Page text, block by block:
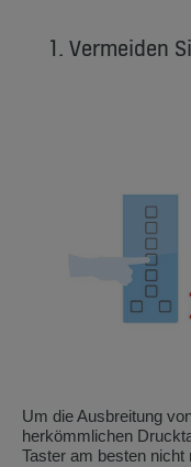
1. Vermeiden
Um die Ausbreitung
herkömmlichen
Taster am besten nicht